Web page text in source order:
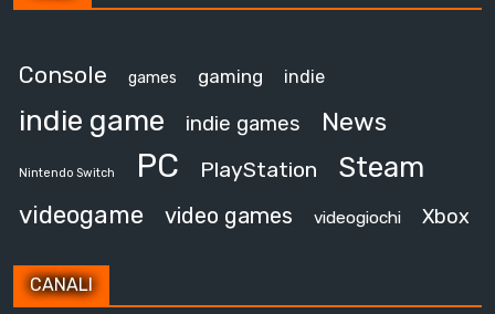
Console games gaming indie
indie game indie games News
Nintendo Switch PC PlayStation Steam
videogame video games videogiochi Xbox
CANALI